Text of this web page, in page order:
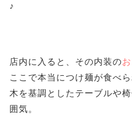
♪
店内に入ると、その内装の
ここで本当につけ麺が食べ
木を基調としたテーブルや
囲気。